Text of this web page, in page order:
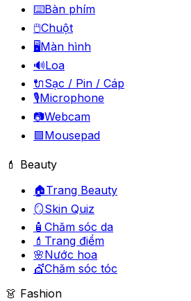
⌨️Bàn phím
🖱️Chuột
🖥️Màn hình
🔊Loa
🔌Sạc / Pin / Cáp
🎙️Microphone
📷Webcam
🟪Mousepad
💄 Beauty
🏠Trang Beauty
🪞Skin Quiz
🧴 Chăm sóc da
💄 Trang điểm
🌸Nước hoa
💇Chăm sóc tóc
👗 Fashion